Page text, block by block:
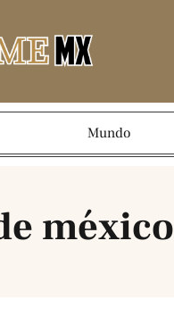
Mundo
méxico